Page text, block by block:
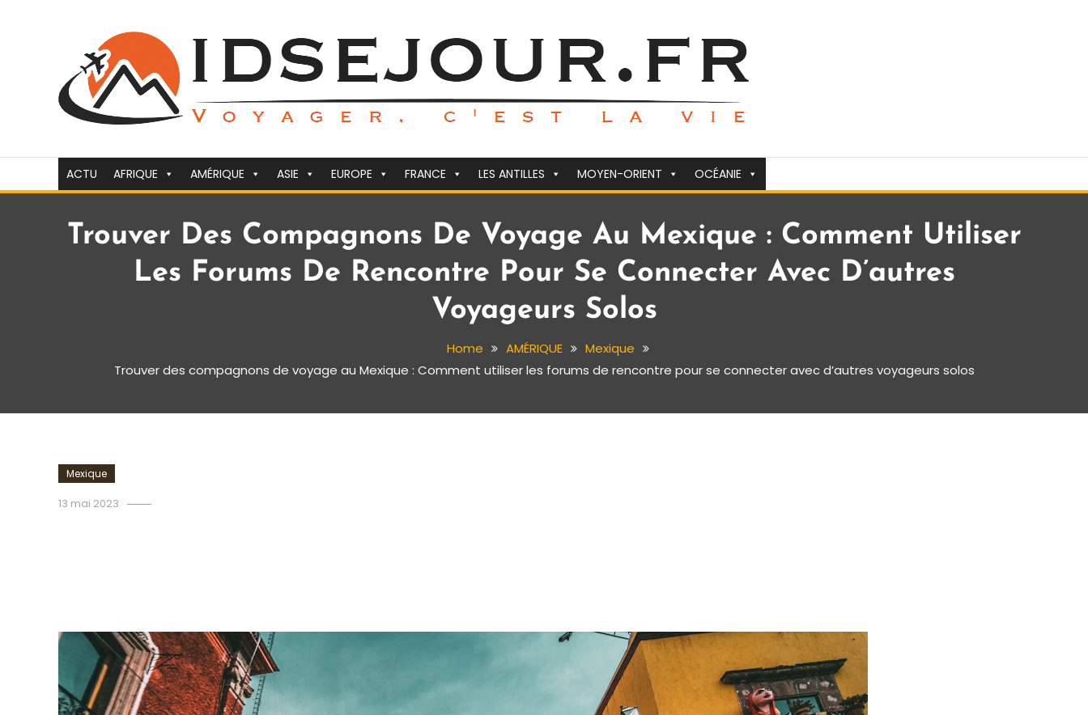
ACTU AFRIQUE AMÉRIQUE ASIE EUROPE FRANCE LES ANTILLES MOYEN-ORIENT OCÉANIE
Trouver Des Compagnons De Voyage Au Mexique : Comment Utiliser
Les Forums De Rencontre Pour Se Connecter Avec D’autres
Voyageurs Solos
Home AMÉRIQUE
Mexique
Trouver des compagnons de voyage au Mexique : Comment utiliser les forums de rencontre pour se connecter avec d’autres voyageurs solos
Mexique
13 mai 2023